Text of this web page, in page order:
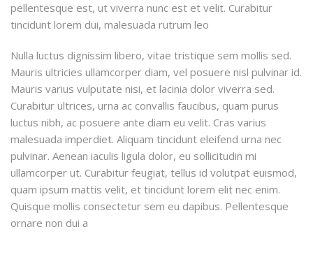
pellentesque est, ut viverra nunc est et velit. Curabitur
tincidunt lorem dui, malesuada rutrum leo
Nulla luctus dignissim libero, vitae tristique sem mollis sed.
Mauris ultricies ullamcorper diam, vel posuere nisl pulvinar id.
Mauris varius vulputate nisi, et lacinia dolor viverra sed.
Curabitur ultrices, urna ac convallis faucibus, quam purus
luctus nibh, ac posuere ante diam eu velit. Cras varius
malesuada imperdiet. Aliquam tincidunt eleifend urna nec
pulvinar. Aenean iaculis ligula dolor, eu sollicitudin mi
ullamcorper ut. Curabitur feugiat, tellus id volutpat euismod,
quam ipsum mattis velit, et tincidunt lorem elit nec enim.
Quisque mollis consectetur sem eu dapibus. Pellentesque
ornare non dui a